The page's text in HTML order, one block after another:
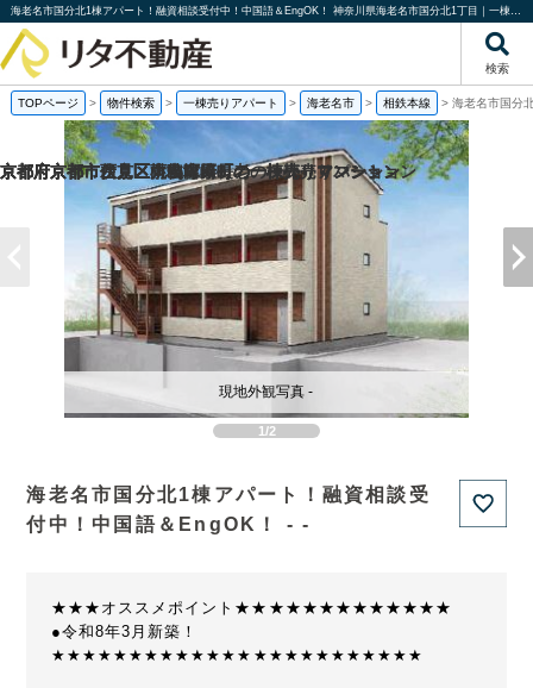
海老名市国分北1棟アパート！融資相談受付中！中国語＆EngOK！ 神奈川県海老名市国分北1丁目｜一棟売りアパート｜投資物件や収益物件｜株式会社リタ不動産
検索
TOPページ > 物件検索 > 一棟売りアパート > 海老名市 > 相鉄本線 > 海老名市国分
1/2
現地外観写真 -
海老名市国分北1棟アパート！融資相談受
付中！中国語＆EngOK！ - -
★★★オススメポイント★★★★★★★★★★★★★
●令和8年3月新築！
★★★★★★★★★★★★★★★★★★★★★★★★
京都府京都市伏見区桃山町泰長老の一棟売りマンション
京都府京都市伏見区向島津田町の一棟売りマンション
京都府京都市西京区大枝塚原町の一棟売りマンション
京都府京都市左京区下鴨宮崎町の一棟売りアパート